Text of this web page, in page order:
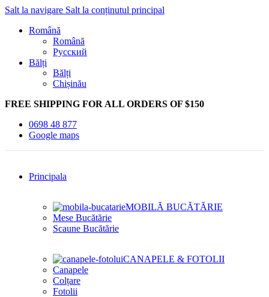
Salt la navigare Salt la conținutul principal
Română
Română
Русский
Bălți
Bălți
Chișinău
FREE SHIPPING FOR ALL ORDERS OF $150
0698 48 877
Google maps
Principala
MOBILĂ BUCĂTĂRIE
Mese Bucătărie
Scaune Bucătărie
CANAPELE & FOTOLII
Canapele
Colțare
Fotolii